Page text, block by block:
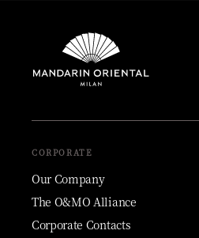
CORPORATE
Our Company
The O&MO Alliance
Corporate Contacts